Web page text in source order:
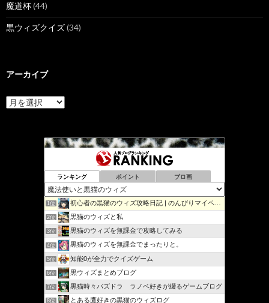
魔道杯(44)
黒ウィズクイズ(34)
アーカイブ
ア
ー
ランキング ポイント ブロ画
1位 初心者の黒猫のウィズ攻略日記 | のんびりマイペースで攻略…
2位 黒猫のウィズと私
3位 黒猫のウィズを無課金で攻略してみる
4位 黒猫のウィズを無課金でまったりと。
5位 知能0が全力でクイズゲーム
6位 黒ウィズまとめブログ
7位 黒猫時々パズドラ ラノベ好きが綴るゲームブログ
8位 とある鷹好きの黒猫のウィズログ